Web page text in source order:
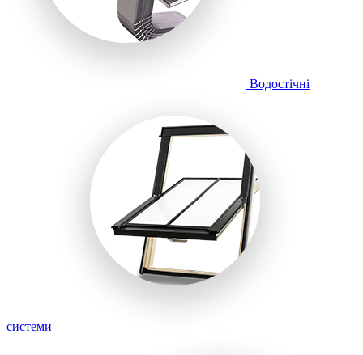
Водостічні
системи